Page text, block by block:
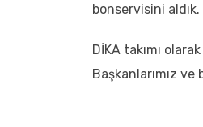
bonservisini
DİKA takımı
Başkanlarımız ve